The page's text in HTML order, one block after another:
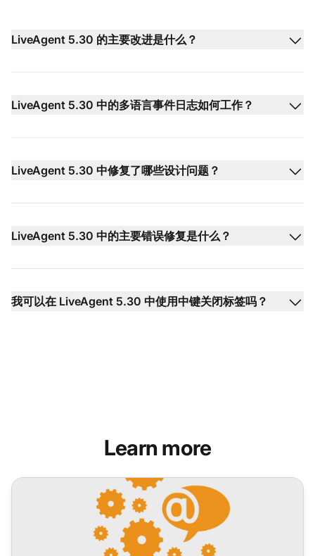
LiveAgent 5.30 的主要改进是什么？
LiveAgent 5.30 中的多语言事件日志如何工作？
LiveAgent 5.30 中修复了哪些设计问题？
LiveAgent 5.30 中的主要错误修复是什么？
我可以在 LiveAgent 5.30 中使用中键关闭标签吗？
Learn more
LiveAgent 5.32 – 设计改进和其他修复